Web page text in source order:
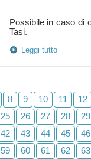
Possibile in caso di
Leggi tutto
8 9 10 11 12
25 26 27 28 29
42 43 44 45 46
59 60 61 62 63